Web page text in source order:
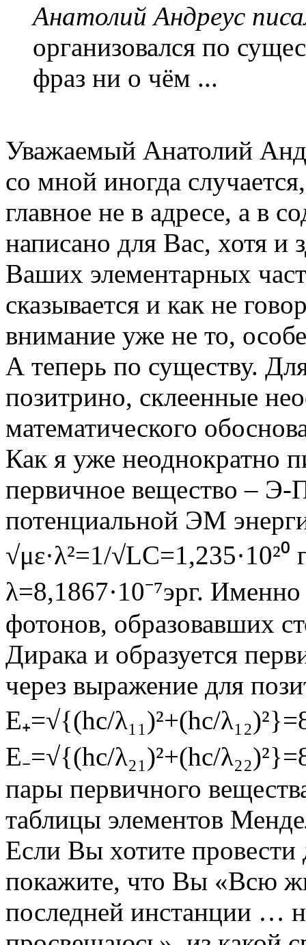
Анатолий Андреус
организовался по
фраз ни о чём ...
Уважаемый Анатолий
со мной иногда
главное не в адресе, а в
написано для Вас, хотя и
Ваших элементарных
сказывается и как не
внимание уже не то,
А теперь по существу.
позитрино, склеенные
математического
Как я уже неоднократно
первичное вещество – Э-
потенциальной ЭМ
√με·λ²=1/
λ=8,1867·10⁻⁷эрг.
фотонов, образовавших
Дирака и образуется
через выражение для
E₊=√{(hc/λ₁₁)²+(hc/
Е₋=√{(hc/λ₂₁)²+(hc/
пары первичного
таблицы элементов
Если Вы хотите
покажите, что Вы «Всю
последней инстанции …